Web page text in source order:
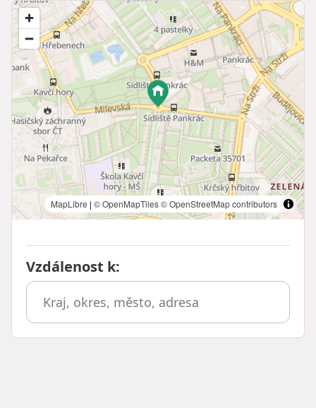
MapLibre | © OpenMapTiles© OpenStreetMap contributors
Vzdálenost k: